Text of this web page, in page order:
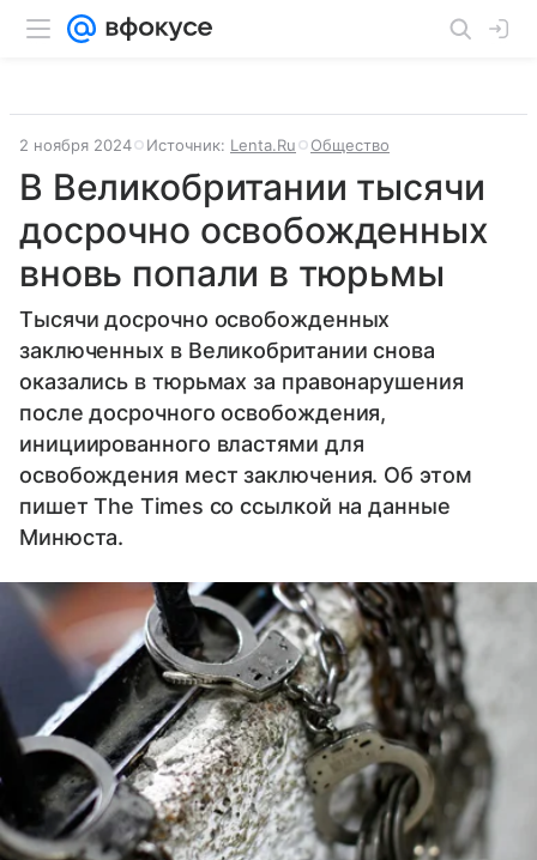
2 ноября 2024 Источник: Lenta.Ru Общество
В Великобритании тысячи
досрочно освобожденных
вновь попали в тюрьмы
Тысячи досрочно освобожденных
заключенных в Великобритании снова
оказались в тюрьмах за правонарушения
после досрочного освобождения,
инициированного властями для
освобождения мест заключения. Об этом
пишет The Times со ссылкой на данные
Минюста.